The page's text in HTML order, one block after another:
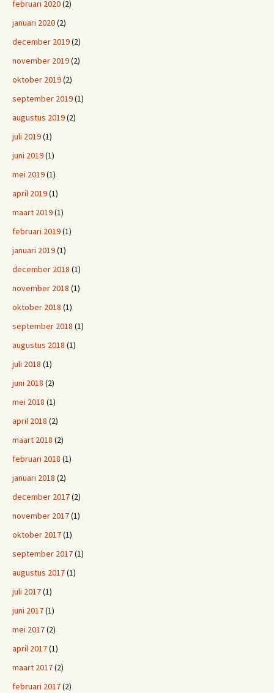
februari 2020(2)
januari 2020(2)
december 2019(2)
november 2019(2)
oktober 2019(2)
september 2019(1)
augustus 2019(2)
juli 2019(1)
juni 2019(1)
mei 2019(1)
april 2019(1)
maart 2019(1)
februari 2019(1)
januari 2019(1)
december 2018 (1)
november 2018 (1)
oktober 2018 (1)
september 2018 (1)
augustus 2018 (1)
juli 2018 (1)
juni 2018 (2)
mei 2018 (1)
april 2018 (2)
maart 2018 (2)
februari 2018 (1)
januari 2018 (2)
december 2017(2)
november 2017(1)
oktober 2017(1)
september 2017(1)
augustus 2017(1)
juli 2017(1)
juni 2017(1)
mei 2017(2)
april 2017(1)
maart 2017(2)
februari 2017(2)